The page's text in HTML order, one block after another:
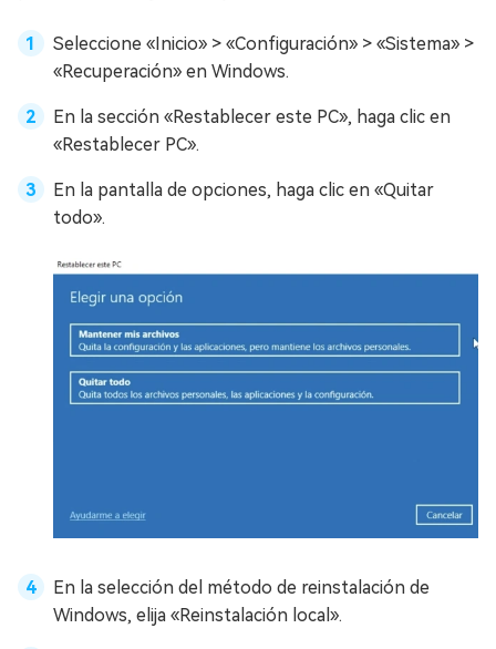
Seleccione «Inicio» > «Configuración» > «Sistema» >
«Recuperación» en Windows.
En la sección «Restablecer este PC», haga clic en
«Restablecer PC».
En la pantalla de opciones, haga clic en «Quitar
todo».
En la selección del método de reinstalación de
Windows, elija «Reinstalación local».